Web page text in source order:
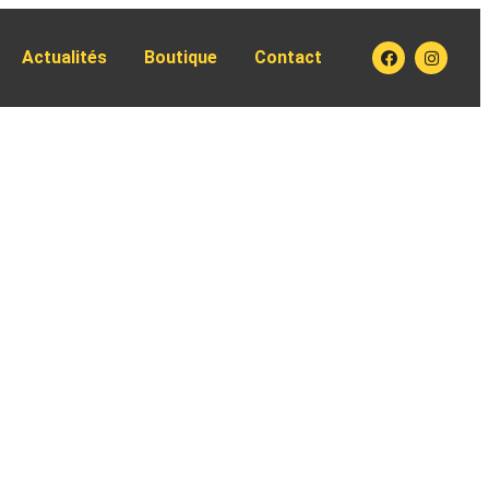
Actualités Boutique Contact